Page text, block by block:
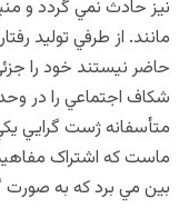
نيز حادث نمي گردد و
مانند. از طرفي توليد
حاضر نيستند خود را
شکاف اجتماعي را در
متأسفانه ژست گرايي
ماست که اشتراک
بين مي برد که به صورت